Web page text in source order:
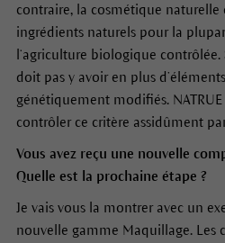
contraire, la cosmétique
ingrédients naturels pour la
l‘agriculture biologique
doit pas y avoir en plus
génétiquement modifiés.
contrôler ce critère assidûment
Vous avez reçu une nouvelle
Quelle est la prochaine étape ?
Je vais vous la montrer avec un
nouvelle gamme Maquillage. Les